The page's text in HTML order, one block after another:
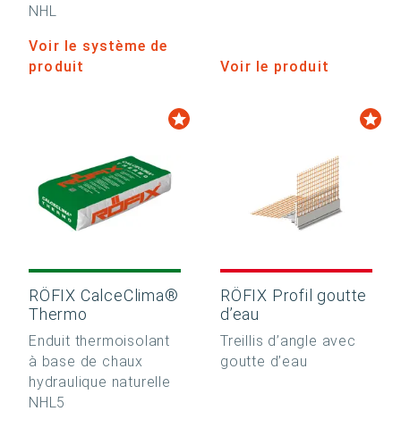
NHL
Voir le système de
produit
Voir le produit
RÖFIX CalceClima®
Thermo
Enduit thermoisolant
à base de chaux
hydraulique naturelle
NHL5
RÖFIX Profil goutte
d’eau
Treillis d’angle avec
goutte d’eau